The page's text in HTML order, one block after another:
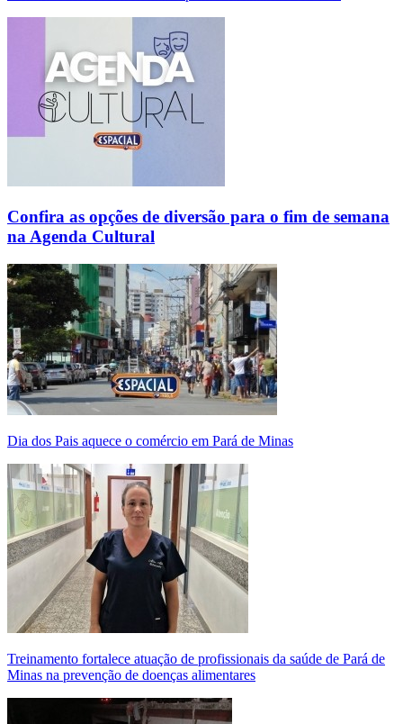
Confira as opções de diversão para o fim de semana
na Agenda Cultural
Dia dos Pais aquece o comércio em Pará de Minas
Treinamento fortalece atuação de profissionais da saúde de Pará de
Minas na prevenção de doenças alimentares